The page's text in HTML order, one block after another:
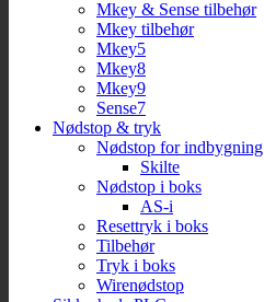
Mkey & Sense tilbehør
Mkey tilbehør
Mkey5
Mkey8
Mkey9
Sense7
Nødstop & tryk
Nødstop for indbygning
Skilte
Nødstop i boks
AS-i
Resettryk i boks
Tilbehør
Tryk i boks
Wirenødstop